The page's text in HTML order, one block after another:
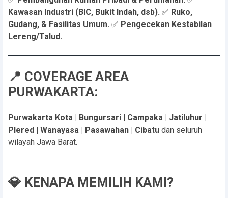
Kawasan Industri (BIC, Bukit Indah, dsb). ✅ Ruko,
Gudang, & Fasilitas Umum. ✅ Pengecekan Kestabilan
Lereng/Talud.
📍 COVERAGE AREA
PURWAKARTA:
Purwakarta Kota | Bungursari | Campaka | Jatiluhur |
Plered | Wanayasa | Pasawahan | Cibatu dan seluruh
wilayah Jawa Barat.
💎 KENAPA MEMILIH KAMI?